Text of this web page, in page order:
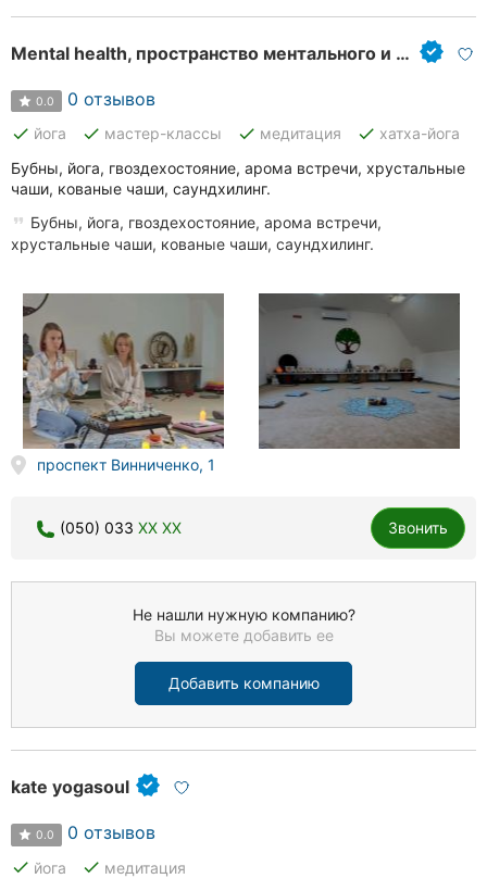
Mental health, пространство ментального и личного роста
0.0 0 отзывов
done йога done мастер-классы done медитация done хатха-йога
Бубны, йога, гвоздехостояние, арома встречи, хрустальные
чаши, кованые чаши, саундхилинг.
Бубны, йога, гвоздехостояние, арома встречи,
хрустальные чаши, кованые чаши, саундхилинг.
проспект Винниченко, 1
(050) 033 XX XX Звонить
Не нашли нужную компанию?
Вы можете добавить ее
Добавить компанию
kate yogasoul
0.0 0 отзывов
done йога done медитация